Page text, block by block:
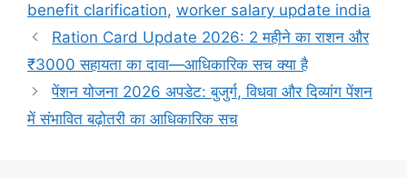
benefit clarification, worker salary update india
Ration Card Update 2026: 2 महीने का राशन और
₹3000 सहायता का दावा—आधिकारिक सच क्या है
पेंशन योजना 2026 अपडेट: बुजुर्ग, विधवा और दिव्यांग पेंशन
में संभावित बढ़ोतरी का आधिकारिक सच